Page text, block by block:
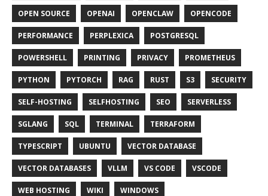
OPEN SOURCE OPENAI OPENCLAW OPENCODE
PERFORMANCE PERPLEXICA POSTGRESQL
POWERSHELL PRINTING PRIVACY PROMETHEUS
PYTHON PYTORCH RAG RUST S3 SECURITY
SELF-HOSTING SELFHOSTING SEO SERVERLESS
SGLANG SQL TERMINAL TERRAFORM
TYPESCRIPT UBUNTU VECTOR DATABASE
VECTOR DATABASES VLLM VS CODE VSCODE
WEB HOSTING WIKI WINDOWS